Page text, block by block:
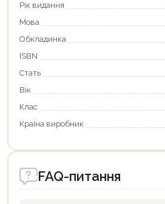
Рік видання
Мова
Обкладинка
ISBN
Стать
Вік
Клас
Країна виробник
FAQ-питання
Оформити